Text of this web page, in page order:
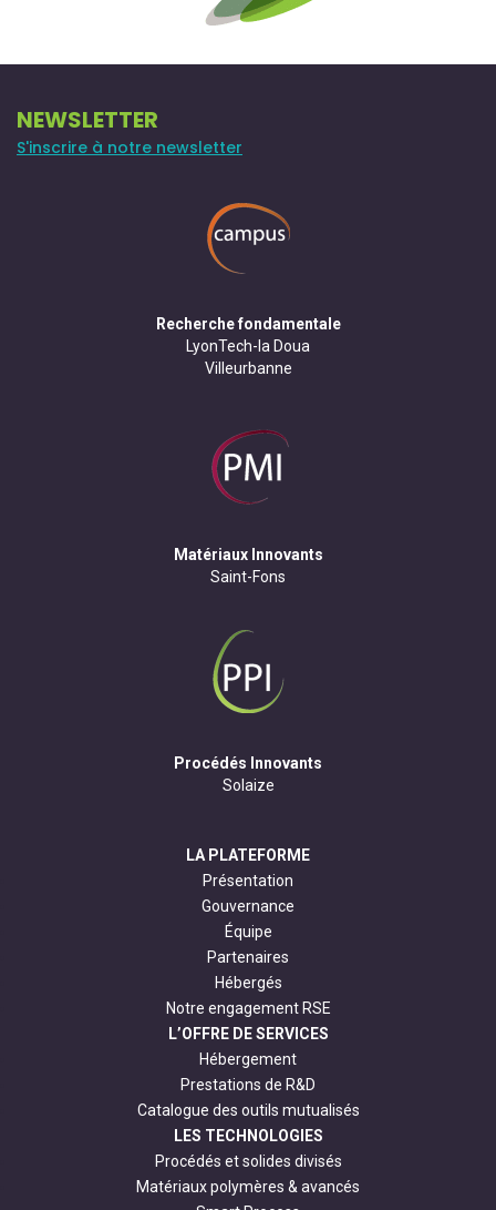
NEWSLETTER
S'inscrire à notre newsletter
Recherche fondamentale
LyonTech-la Doua
Villeurbanne
Matériaux Innovants
Saint-Fons
Procédés Innovants
Solaize
LA PLATEFORME
Présentation
Gouvernance
Équipe
Partenaires
Hébergés
Notre engagement RSE
L’OFFRE DE SERVICES
Hébergement
Prestations de R&D
Catalogue des outils mutualisés
LES TECHNOLOGIES
Procédés et solides divisés
Matériaux polymères & avancés